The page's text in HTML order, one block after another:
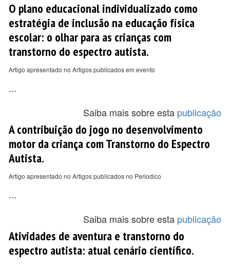
O plano educacional individualizado como
estratégia de inclusão na educação física
escolar: o olhar para as crianças com
transtorno do espectro autista.
Artigo apresentado no Artigos publicados em evento
...
Saiba mais sobre esta publicação
A contribuição do jogo no desenvolvimento
motor da criança com Transtorno do Espectro
Autista.
Artigo apresentado no Artigos publicados no Periodico
...
Saiba mais sobre esta publicação
Atividades de aventura e transtorno do
espectro autista: atual cenário científico.